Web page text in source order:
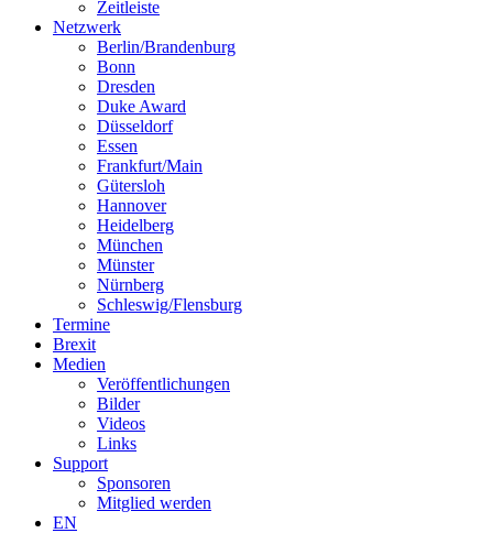
Zeitleiste
Netzwerk
Berlin/Brandenburg
Bonn
Dresden
Duke Award
Düsseldorf
Essen
Frankfurt/Main
Gütersloh
Hannover
Heidelberg
München
Münster
Nürnberg
Schleswig/Flensburg
Termine
Brexit
Medien
Veröffentlichungen
Bilder
Videos
Links
Support
Sponsoren
Mitglied werden
EN